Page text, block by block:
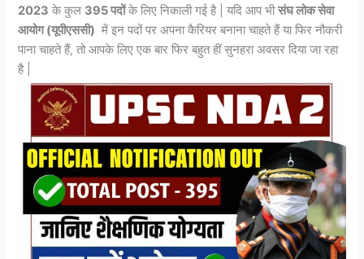
2023 के कुल 395 पदोंके लिए निकाली गई है | यदि आप भीसंघ लोक सेवा
आयोग (यूपीएससी) में इन पदों पर अपना कैरियर बनाना चाहते हैं या फिर नौकरी
पाना चाहते हैं, तो आपके लिए एक बार फिर बहुत हीं सुनहरा अवसर दिया जा रहा
है |